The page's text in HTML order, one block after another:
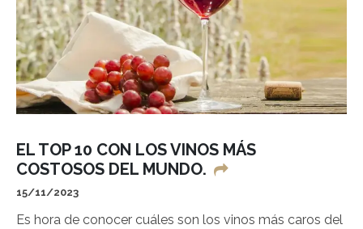
EL TOP 10 CON LOS VINOS MÁS
COSTOSOS DEL MUNDO.
15/11/2023
Es hora de conocer cuáles son los vinos más caros del